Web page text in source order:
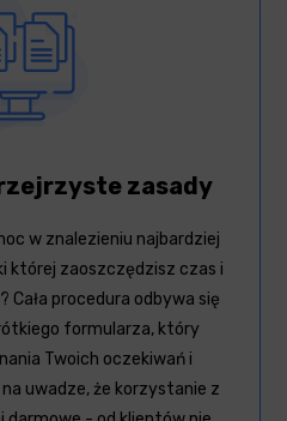
zasady
w znalezieniu najbardziej
której zaoszczędzisz czas i
Cała procedura odbywa się
formularza, który
Twoich oczekiwań i
uwadze, że korzystanie z